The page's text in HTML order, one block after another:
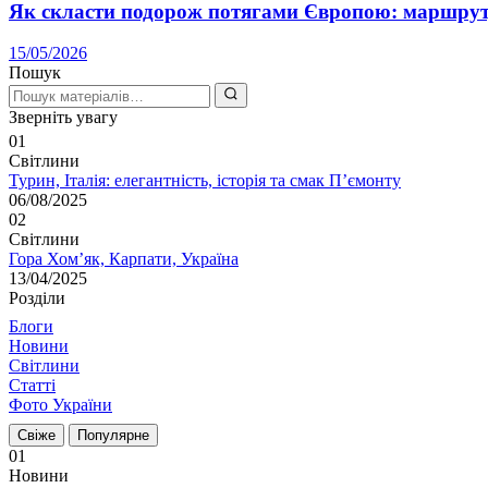
Як скласти подорож потягами Європою:
15/05/2026
Пошук
Зверніть увагу
01
Світлини
Турин, Італія: елегантність, історія та смак П’ємонту
06/08/2025
02
Світлини
Гора Хом’як, Карпати, Україна
13/04/2025
Розділи
Блоги
Новини
Світлини
Статті
Фото України
Свіже Популярне
01
Новини